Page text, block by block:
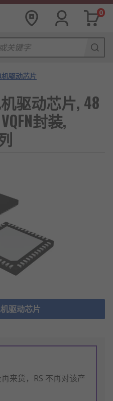
0
机驱动芯片
驱动芯片, 48
封装,
驱动芯片
来货，RS 不再对该产